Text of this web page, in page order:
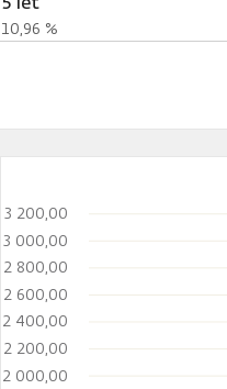
10,96 %
2 000,00
2 200,00
2 400,00
2 600,00
2 800,00
3 000,00
3 200,00